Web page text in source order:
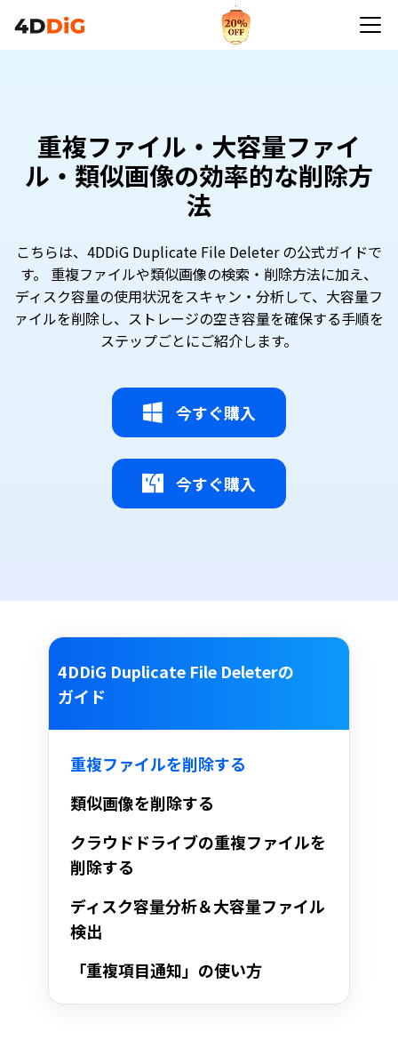
重複ファイル・大容量ファイ
ル・類似画像の効率的な削除方
法
こちらは、4DDiG Duplicate File Deleter の公式ガイドで
す。 重複ファイルや類似画像の検索・削除方法に加え、
ディスク容量の使用状況をスキャン・分析して、大容量フ
ァイルを削除し、ストレージの空き容量を確保する手順を
ステップごとにご紹介します。
今すぐ購入
今すぐ購入
4DDiG Duplicate File Deleterの
ガイド
重複ファイルを削除する
類似画像を削除する
クラウドドライブの重複ファイルを
削除する
ディスク容量分析＆大容量ファイル
検出
「重複項目通知」の使い方